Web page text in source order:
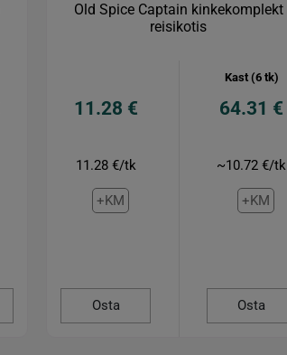
Old Spice Captain kinkekomplekt
reisikotis
11.28 €
11.28 €/tk
+KM
Osta
Kast (6 tk)
64.31 €
~10.72 €/tk
+KM
Osta